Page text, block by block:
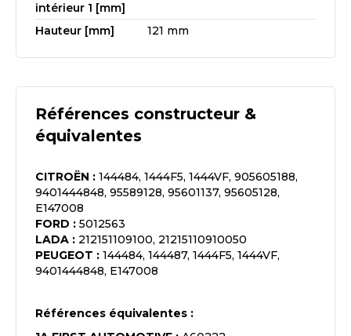
intérieur 1 [mm]
Hauteur [mm] 121 mm
Références constructeur &
équivalentes
CITROËN : 144484, 1444F5, 1444VF, 905605188,
9401444848, 95589128, 95601137, 95605128,
E147008
FORD : 5012563
LADA : 212151109100, 21215110910050
PEUGEOT : 144484, 144487, 1444F5, 1444VF,
9401444848, E147008
Références équivalentes :